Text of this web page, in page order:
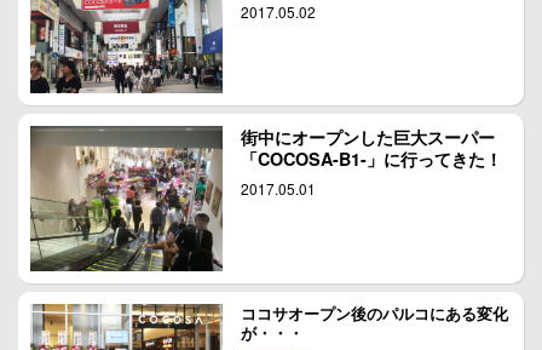
2017.05.02
街中にオープンした巨大スーパー
「COCOSA-B1-」に行ってきた！
2017.05.01
ココサオープン後のパルコにある変化
が・・・